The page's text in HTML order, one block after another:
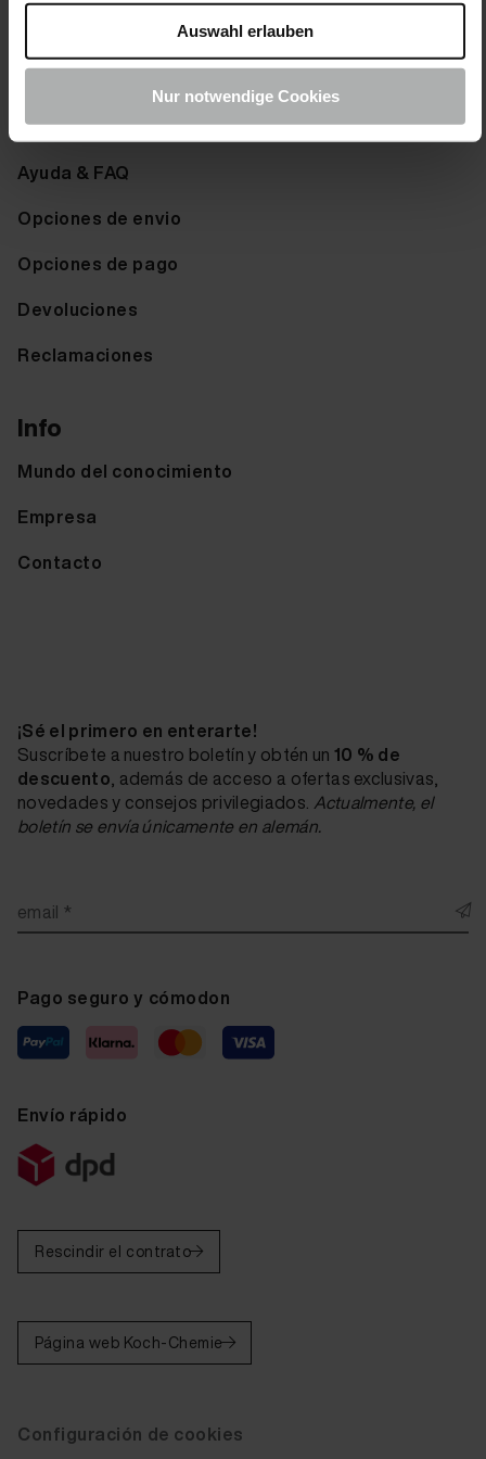
Auswahl erlauben
Nur notwendige Cookies
Muestrario de colores
Derecho de desistimiento
Ayuda & FAQ
Opciones de envio
Opciones de pago
Devoluciones
Reclamaciones
Info
Mundo del conocimiento
Empresa
Contacto
¡Sé el primero en enterarte!
Suscríbete a nuestro boletín y obtén un 10 % de
descuento, además de acceso a ofertas exclusivas,
novedades y consejos privilegiados. Actualmente, el
boletín se envía únicamente en alemán.
email *
Pago seguro y cómodon
Envío rápido
Rescindir el contrato
Página web Koch-Chemie
Configuración de cookies